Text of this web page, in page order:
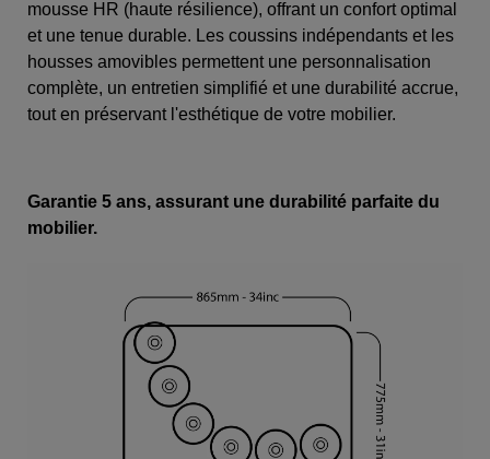
mousse HR (haute résilience), offrant un confort optimal
et une tenue durable. Les coussins indépendants et les
housses amovibles permettent une personnalisation
complète, un entretien simplifié et une durabilité accrue,
tout en préservant l'esthétique de votre mobilier.
Garantie 5 ans, assurant une durabilité parfaite du
mobilier.